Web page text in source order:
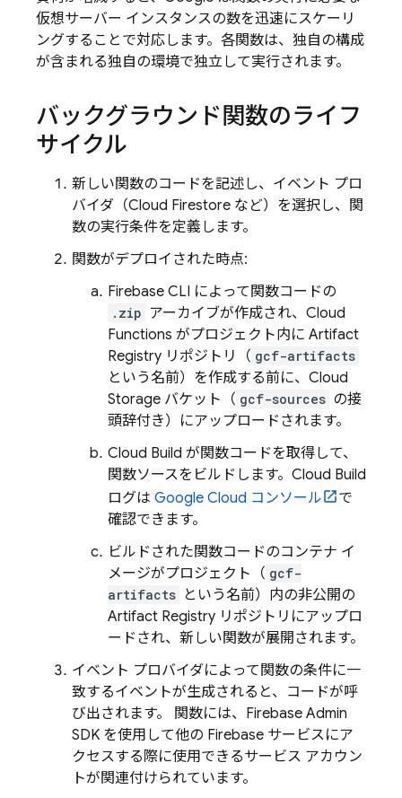
仮想サーバー インスタンスの数を迅速にスケーリ
ングすることで対応します。各関数は、独自の構成
が含まれる独自の環境で独立して実行されます。
バックグラウンド関数のライフ
サイクル
新しい関数のコードを記述し、イベント プロ
バイダ（Cloud Firestore など）を選択し、関
数の実行条件を定義します。
関数がデプロイされた時点:
Firebase CLI によって関数コードの
.zip アーカイブが作成され、 Cloud
Functions がプロジェクト内に Artifact
Registry リポジトリ（ gcf-artifacts
という名前）を作成する前に、 Cloud
Storage バケット（ gcf-sources の接
頭辞付き）にアップロードされます。
Cloud Build が関数コードを取得して、
関数ソースをビルドします。 Cloud Build
ログは Google Cloud コンソール
で
確認できます。
ビルドされた関数コードのコンテナ イ
メージがプロジェクト（ gcf-
artifacts という名前）内の非公開の
Artifact Registry リポジトリにアップロ
ードされ、新しい関数が展開されます。
イベント プロバイダによって関数の条件に一
致するイベントが生成されると、コードが呼
び出されます。 関数には、 Firebase Admin
SDK を使用して他の Firebase サービスにア
クセスする際に使用できるサービス アカウン
トが関連付けられています。